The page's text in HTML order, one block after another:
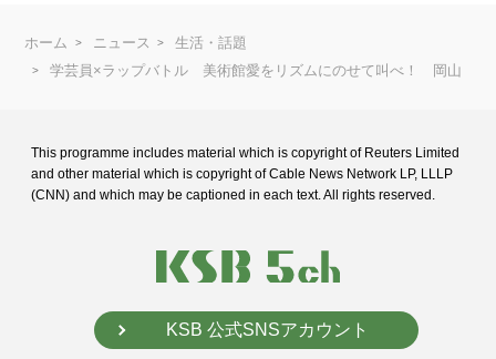
ホーム ニュース
生活・話題
学芸員×ラップバトル 美術館愛をリズムにのせて叫べ！ 岡山
This programme includes material which is copyright of Reuters Limited
and other material which is copyright of Cable News Network LP, LLLP
(CNN) and which may be captioned in each text. All rights reserved.
KSB 公式SNSアカウント